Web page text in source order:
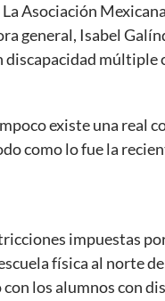
La Asociación
general, Isabel
múltiple
existe una real
como lo fue la
impuestas
física al norte
los alumnos con